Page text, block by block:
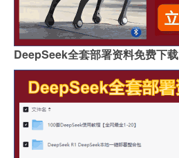
DeepSeek全套部署资料免费下载